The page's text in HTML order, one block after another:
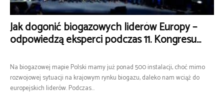
Jak dogonić biogazowych liderów Europy –
odpowiedzą eksperci podczas 11. Kongresu...
Na biogazowej mapie Polski mamy już ponad 500 instalacji, choć mimo
rozwojowej sytuacji na krajowym rynku biogazu, daleko nam wciąż do
europejskich liderów. Podczas...